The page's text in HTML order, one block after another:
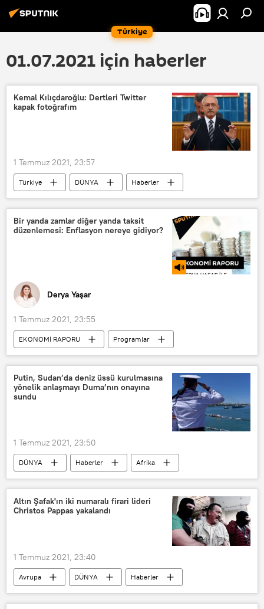
Türkiye
01.07.2021 için haberler
Kemal Kılıçdaroğlu: Dertleri Twitter
kapak fotoğrafım
1 Temmuz 2021, 23:57
Türkiye DÜNYA
Haberler
TÜRKİYE
CHP
Kemal Kılıçdaroğlu
Twitter
Bir yanda zamlar diğer yanda taksit
düzenlemesi: Enflasyon nereye gidiyor?
Derya Yaşar
1 Temmuz 2021, 23:55
EKONOMİ RAPORU
Programlar
RADYO
Enflasyon
Zam
Taksit
Arda Tunca Doğalgaz
Putin, Sudan’da deniz üssü kurulmasına
yönelik anlaşmayı Duma’nın onayına
sundu
1 Temmuz 2021, 23:50
DÜNYA Haberler
Afrika
SAVUNMA
Rusya
Sudan
Vladimir Putin
deniz üssü
Rus parlamentosunun alt kanadı Duma
Altın Şafak'ın iki numaralı firari lideri
Christos Pappas yakalandı
1 Temmuz 2021, 23:40
Avrupa DÜNYA
Haberler
Yunanistan
Altın Şafak